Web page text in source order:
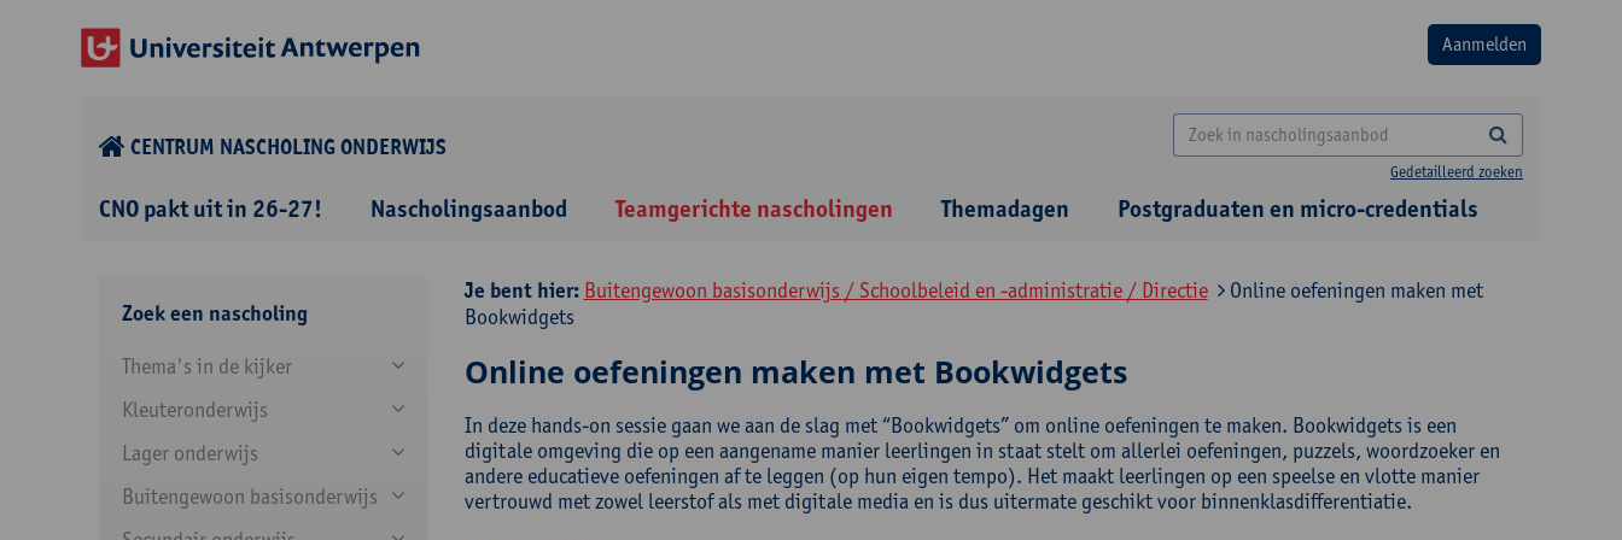
CENTRUM NASCHOLING ONDERWIJS
Gedetailleerd zoeken
CNO pakt uit in 26-27! Nascholingsaanbod Teamgerichte nascholingen Themadagen Postgraduaten en micro-credentials
Zoek een nascholing
Thema's in de kijker
Kleuteronderwijs
Lager onderwijs
Buitengewoon basisonderwijs
Je bent hier: Buitengewoon basisonderwijs / Schoolbeleid en -administratie / Directie
Online oefeningen maken met
Bookwidgets
Online oefeningen maken met Bookwidgets
In deze hands-on sessie gaan we aan de slag met “Bookwidgets” om online oefeningen te maken. Bookwidgets is een
digitale omgeving die op een aangename manier leerlingen in staat stelt om allerlei oefeningen, puzzels, woordzoeker en
andere educatieve oefeningen af te leggen (op hun eigen tempo). Het maakt leerlingen op een speelse en vlotte manier
vertrouwd met zowel leerstof als met digitale media en is dus uitermate geschikt voor binnenklasdifferentiatie.